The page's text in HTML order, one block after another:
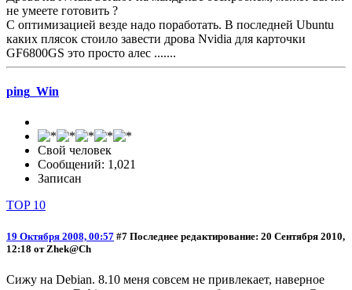
не умеете готовить ?
С оптимизацией везде надо поработать. В последней Ubuntu
каких плясок стоило завести дрова Nvidia для карточки
GF6800GS это просто алес .......
ping_Win
Свой человек
Сообщений: 1,021
Записан
TOP 10
19 Октября 2008, 00:57 #7 Последнее редактирование: 20 Сентября 2010,
12:18 от Zhek@Ch
Сижу на Debian. 8.10 меня совсем не привлекает, наверное